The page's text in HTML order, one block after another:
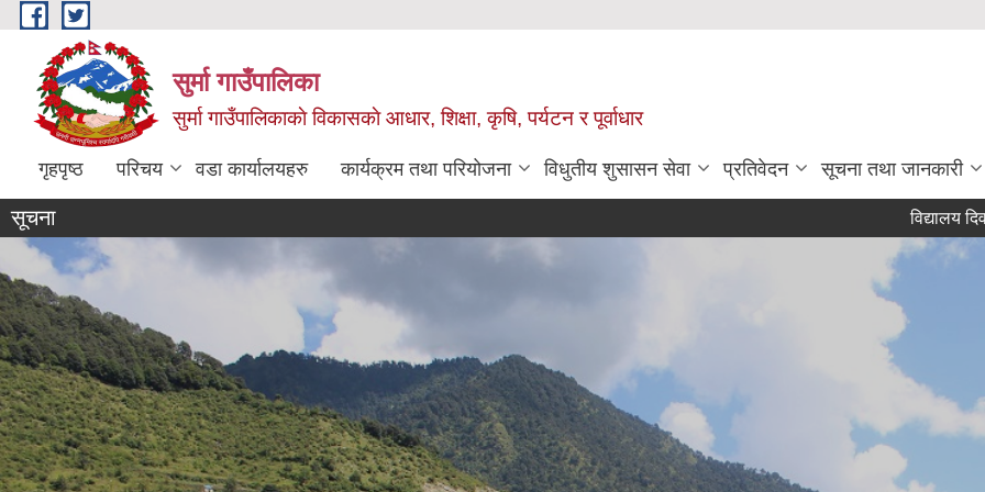
Skip to main content
सुर्मा गाउँपालिका
सुर्मा गाउँपालिकाकाे विकासकाे आधार, शिक्षा, कृषि, पर्यटन र पूर्वाधार
गृहपृष्ठ परिचय वडा कार्यालयहरु कार्यक्रम तथा परियोजना विधुतीय शुसासन सेवा प्रतिवेदन सूचना तथा जानकारी
सूचना विद्यालय दिवा खाजा